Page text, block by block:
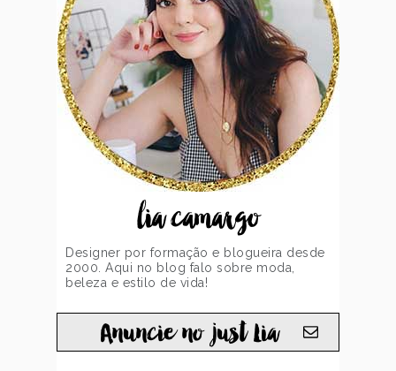
lia camargo
Designer por formação e blogueira desde
2000. Aqui no blog falo sobre moda,
beleza e estilo de vida!
Anuncie no just Lia